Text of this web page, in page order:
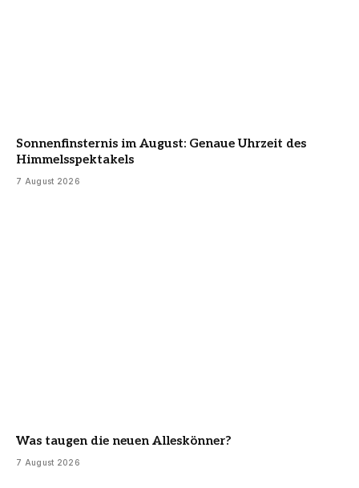
Sonnenfinsternis im August: Genaue Uhrzeit des
Himmelsspektakels
7 August 2026
Was taugen die neuen Alleskönner?
7 August 2026